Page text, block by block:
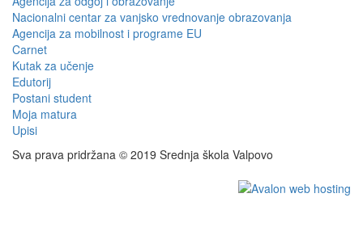
Nacionalni centar za vanjsko vrednovanje obrazovanja
Agencija za mobilnost i programe EU
Carnet
Kutak za učenje
Edutorij
Postani student
Moja matura
Upisi
Sva prava pridržana © 2019 Srednja škola Valpovo